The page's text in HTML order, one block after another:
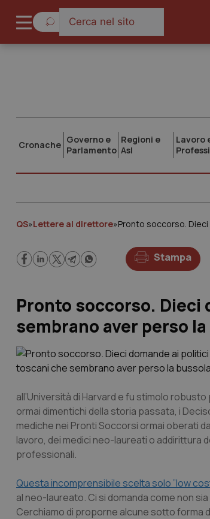
Cronache Governo e
Parlamento
Regioni e
Asl
Lavoro
QS»Lettere al direttore»Pronto soccorso.
Stampa
Pronto soccorso. Dieci
sembrano aver perso
all’Università di Harvard e fu stimolo
ormai dimentichi della storia passata, i
mediche nei Pronti Soccorsi ormai oberati
lavoro, dei medici neo-laureati o addirittura
professionali.
Questa incomprensibile scelta solo ”low
al neo-laureato. Ci si domanda come non
Cerchiamo di proporne alcune sotto forma